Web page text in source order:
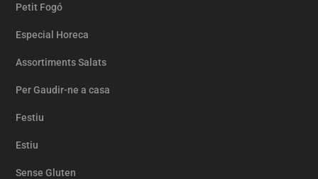
Petit Fogó
Especial Horeca
Assortiments Salats
Per Gaudir-ne a casa
Festiu
Estiu
Sense Gluten